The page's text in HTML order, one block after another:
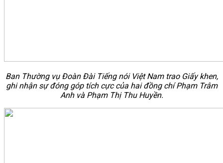
Ban Thường vụ Đoàn Đài Tiếng nói Việt Nam trao Giấy khen,
ghi nhận sự đóng góp tích cực của hai đồng chí Phạm Trâm
Anh và Phạm Thị Thu Huyền.